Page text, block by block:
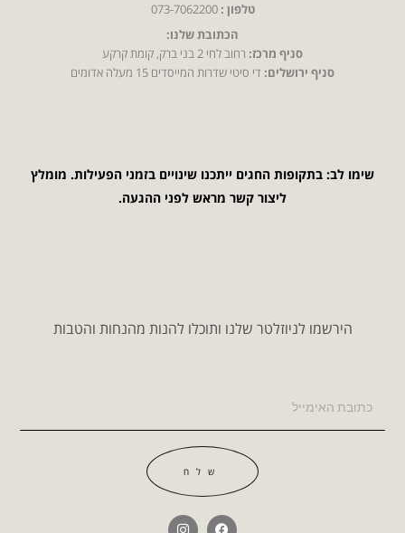
טלפון : 073-7062200
הכתובת שלנו:
סניף מרכז:רחוב לחי 2 בני ברק, קומת קרקע
סניף ירושלים:די סיטי שדרות המייסדים 15 מעלה אדומים
שימו לב: בתקופות החגים ייתכנו שינויים בזמני הפעילות. מומלץ
ליצור קשר מראש לפני ההגעה.
הירשמו לניוזלטר שלנו ותוכלו להנות מהנחות והטבות
שלח